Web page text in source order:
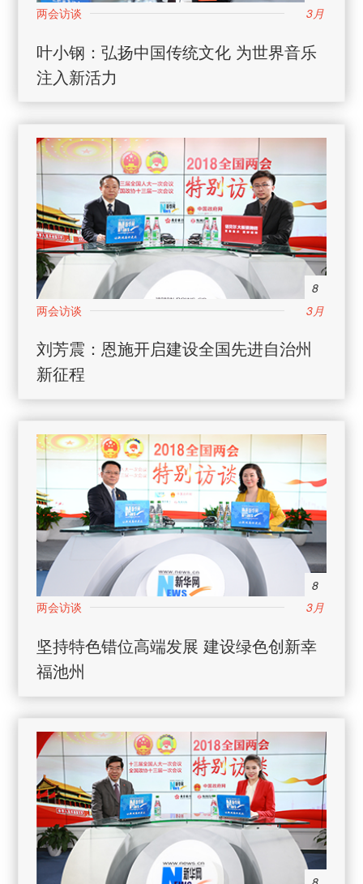
3月
叶小钢：弘扬中国传统文化 为世界音乐
注入新活力
8
3月
刘芳震：恩施开启建设全国先进自治州
新征程
8
3月
坚持特色错位高端发展 建设绿色创新幸
福池州